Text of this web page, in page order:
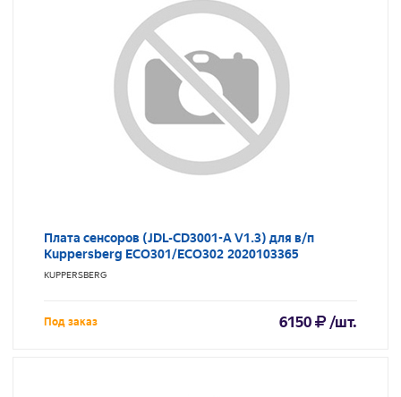
Плата сенсоров (JDL-СD3001-A V1.3) для в/п
Kuppersberg ECO301/ECO302 2020103365
KUPPERSBERG
Под заказ 6150 /шт.